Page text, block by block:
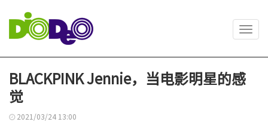
BLACKPINK Jennie，当电影明星的感
觉
2021/03/24 13:00